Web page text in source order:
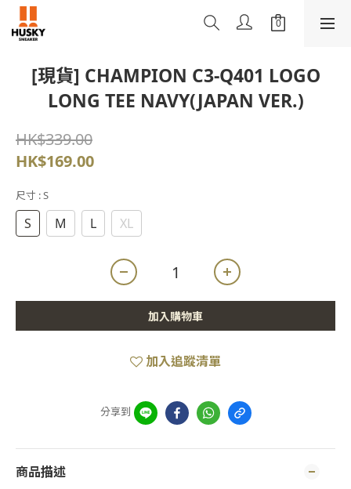
[現貨] CHAMPION C3-Q401 LOGO
LONG TEE NAVY(JAPAN VER.)
HK$339.00
HK$169.00
尺寸 : S
S M L XL
加入購物車
加入追蹤清單
分享到
商品描述